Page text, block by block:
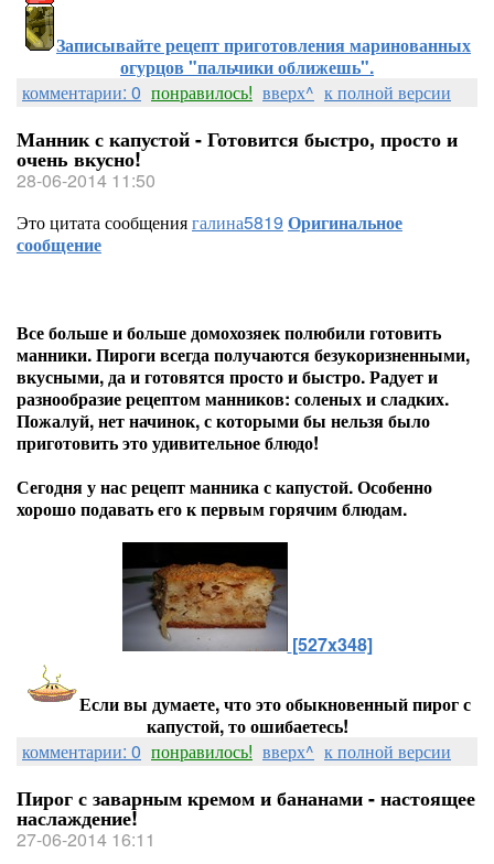
Записывайте рецепт приготовления маринованных
огурцов "пальчики оближешь".
комментарии: 0 понравилось! вверх^ к полной версии
Манник с капустой - Готовится быстро, просто и
очень вкусно!
28-06-2014 11:50
Это цитата сообщениягалина5819 Оригинальное
сообщение
Все больше и больше домохозяек полюбили готовить
манники. Пироги всегда получаются безукоризненными,
вкусными, да и готовятся просто и быстро. Радует и
разнообразие рецептом манников: соленых и сладких.
Пожалуй, нет начинок, с которыми бы нельзя было
приготовить это удивительное блюдо!
Сегодня у нас рецепт манника с капустой. Особенно
хорошо подавать его к первым горячим блюдам.
[527x348]
Если вы думаете, что это обыкновенный пирог с
капустой, то ошибаетесь!
комментарии: 0 понравилось! вверх^ к полной версии
Пирог с заварным кремом и бананами - настоящее
наслаждение!
27-06-2014 16:11